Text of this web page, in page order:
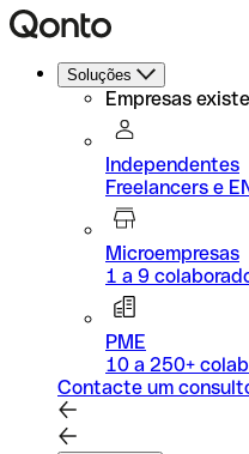
Soluções
Empresas
Independentes
Freelancers e
Microempresas
1 a 9
PME
10 a 250+
Contacte um